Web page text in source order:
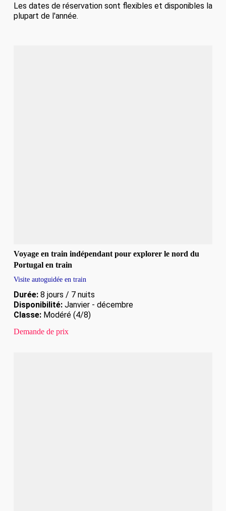
Les dates de réservation sont flexibles et disponibles la
plupart de l'année.
Voyage en train indépendant pour explorer le nord du
Portugal en train
Visite autoguidée en train
Durée:8 jours / 7 nuits
Disponibilité:Janvier - décembre
Classe:Modéré (4/8)
Demande de prix